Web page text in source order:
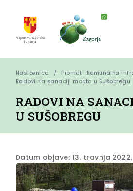
Naslovnica
Promet i komunalna
Radovi na sanaciji mosta u Sušobregu
RADOVI NA
U SUŠOBREGU
Datum objave: 13. travnja 2022.